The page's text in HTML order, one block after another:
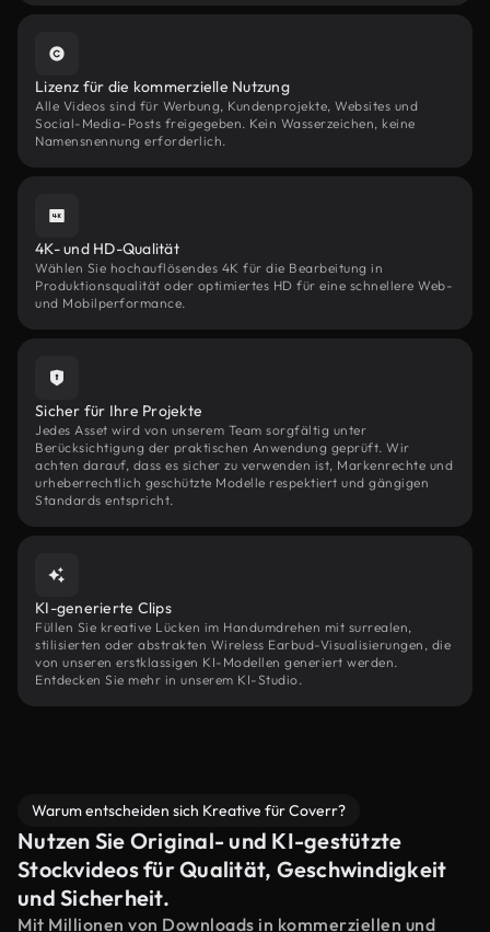
Lizenz für die kommerzielle Nutzung
Alle Videos sind für Werbung, Kundenprojekte, Websites und
Social-Media-Posts freigegeben. Kein Wasserzeichen, keine
Namensnennung erforderlich.
4K- und HD-Qualität
Wählen Sie hochauflösendes 4K für die Bearbeitung in
Produktionsqualität oder optimiertes HD für eine schnellere Web-
und Mobilperformance.
Sicher für Ihre Projekte
Jedes Asset wird von unserem Team sorgfältig unter
Berücksichtigung der praktischen Anwendung geprüft. Wir
achten darauf, dass es sicher zu verwenden ist, Markenrechte und
urheberrechtlich geschützte Modelle respektiert und gängigen
Standards entspricht.
KI-generierte Clips
Füllen Sie kreative Lücken im Handumdrehen mit surrealen,
stilisierten oder abstrakten Wireless Earbud-Visualisierungen, die
von unseren erstklassigen KI-Modellen generiert werden.
Entdecken Sie mehr in unserem KI-Studio.
Warum entscheiden sich Kreative für Coverr?
Nutzen Sie Original- und KI-gestützte
Stockvideos für Qualität, Geschwindigkeit
und Sicherheit.
Mit Millionen von Downloads in kommerziellen und